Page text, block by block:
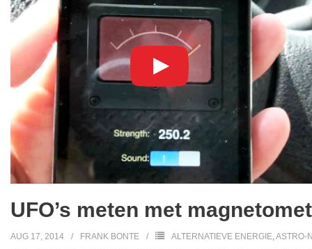
UFO’s meten met
AUG 17, 2014 FRANK BONTE ALTERNATIEVE ENERGIE,ASTRO-